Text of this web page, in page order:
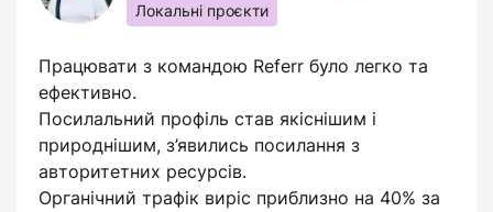
Локальні проєкти
Працювати з командою Referr було легко та
ефективно.
Посилальний профіль став якіснішим і
природнішим, з’явились посилання з
авторитетних ресурсів.
Органічний трафік виріс приблизно на 40% за